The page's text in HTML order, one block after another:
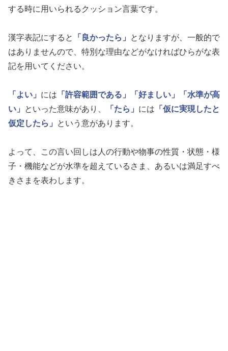
する時に用いられるクッション言葉です。
漢字表記にすると 「良かったら」
となりますが、一般的で
はありませんので、特別な理由などがなければひらがな表
記を用いてください。
「よい」 には 「許容範囲である」 「好ましい」
「水準が高
い」
といった意味があり、 「たら」 には 「仮に実現したと
仮定したら」
という意があります。
よって、この言い回しは人の行動や物事の性質・状態・様
子・機能などが水準を超えているさま、あるいは満足すべ
きさまを表わします。